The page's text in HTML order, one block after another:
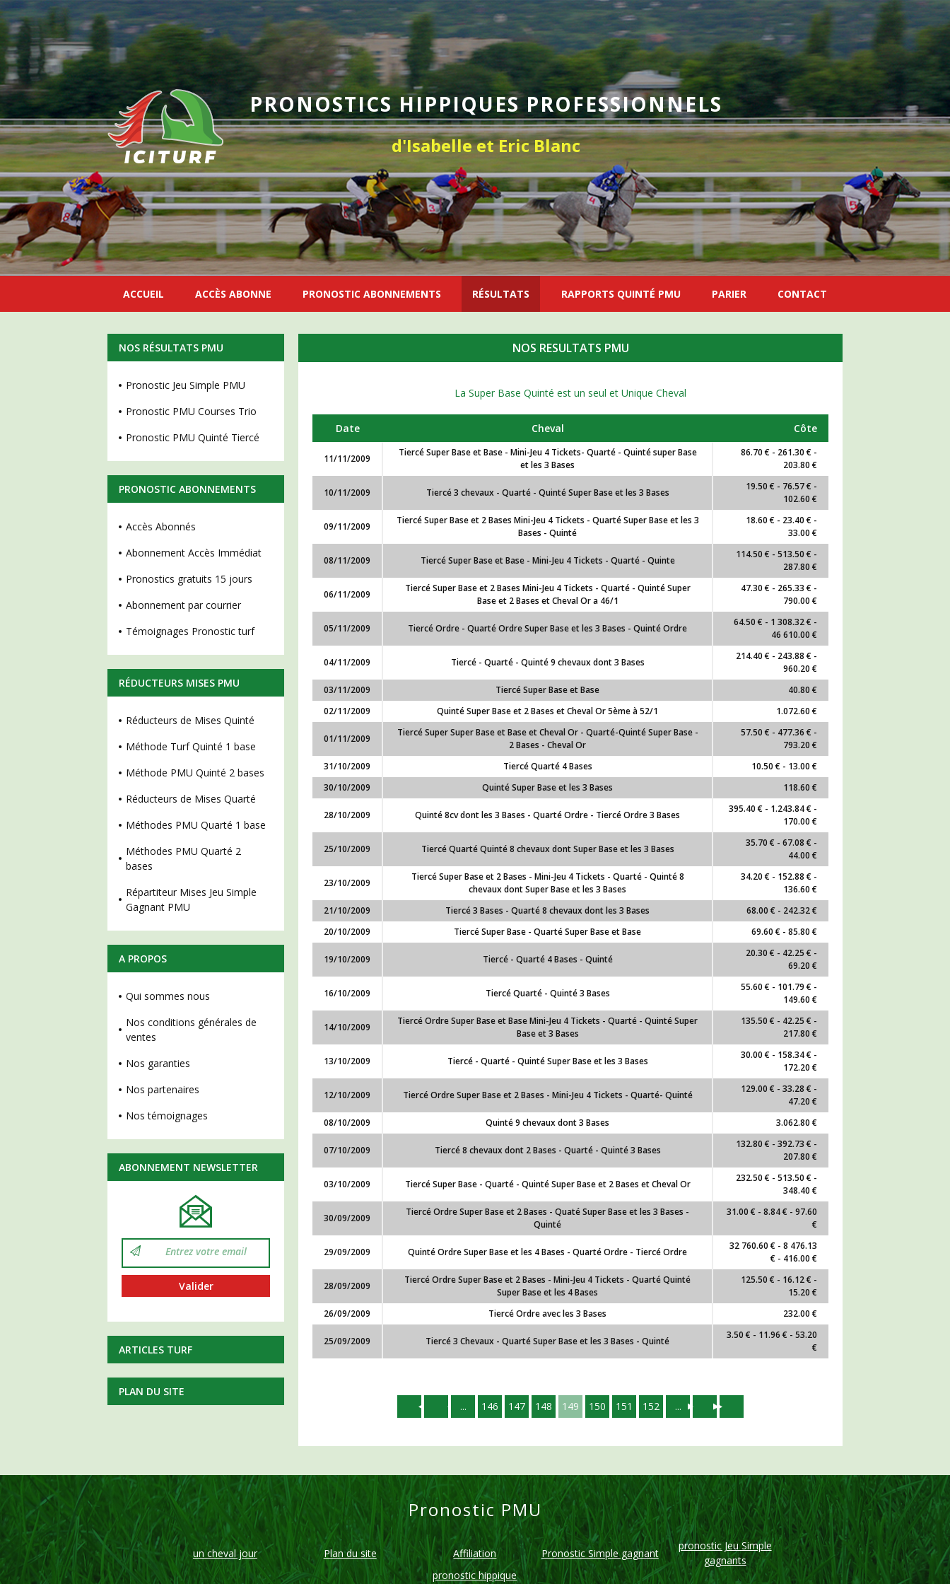
PRONOSTICS HIPPIQUES PROFESSIONNELS
d'Isabelle et Eric Blanc
ACCUEIL ACCÈS ABONNE PRONOSTIC ABONNEMENTS RÉSULTATS RAPPORTS QUINTÉ PMU PARIER CONTACT
NOS RESULTATS PMU
La Super Base Quinté est un seul et Unique Cheval
Date Cheval Côte
11/11/2009
Tiercé Super Base et Base - Mini-Jeu 4 Tickets- Quarté - Quinté super Base
et les 3 Bases
86.70 € - 261.30 € -
203.80 €
10/11/2009 Tiercé 3 chevaux - Quarté - Quinté Super Base et les 3 Bases
19.50 € - 76.57 € -
102.60 €
09/11/2009
Tiercé Super Base et 2 Bases Mini-Jeu 4 Tickets - Quarté Super Base et les 3
Bases - Quinté
18.60 € - 23.40 € -
33.00 €
08/11/2009 Tiercé Super Base et Base - Mini-Jeu 4 Tickets - Quarté - Quinte
114.50 € - 513.50 € -
287.80 €
06/11/2009
Tiercé Super Base et 2 Bases Mini-Jeu 4 Tickets - Quarté - Quinté Super
Base et 2 Bases et Cheval Or a 46/1
47.30 € - 265.33 € -
790.00 €
05/11/2009 Tiercé Ordre - Quarté Ordre Super Base et les 3 Bases - Quinté Ordre
64.50 € - 1 308.32 € -
46 610.00 €
04/11/2009 Tiercé - Quarté - Quinté 9 chevaux dont 3 Bases
214.40 € - 243.88 € -
960.20 €
03/11/2009
Tiercé Super Base et Base
40.80 €
02/11/2009
Quinté Super Base et 2 Bases et Cheval Or 5ème à 52/1 1.072.60 €
01/11/2009
Tiercé Super Super Base et Base et Cheval Or - Quarté-Quinté Super Base -
2 Bases - Cheval Or
57.50 € - 477.36 € -
793.20 €
31/10/2009
Tiercé Quarté 4 Bases
10.50 € - 13.00 €
30/10/2009
Quinté Super Base et les 3 Bases 118.60 €
28/10/2009 Quinté 8cv dont les 3 Bases - Quarté Ordre - Tiercé Ordre 3 Bases
395.40 € - 1.243.84 € -
170.00 €
25/10/2009 Tiercé Quarté Quinté 8 chevaux dont Super Base et les 3 Bases
35.70 € - 67.08 € -
44.00 €
23/10/2009
Tiercé Super Base et 2 Bases - Mini-Jeu 4 Tickets - Quarté - Quinté 8
chevaux dont Super Base et les 3 Bases
34.20 € - 152.88 € -
136.60 €
21/10/2009
Tiercé 3 Bases - Quarté 8 chevaux dont les 3 Bases
68.00 € - 242.32 €
20/10/2009
Tiercé Super Base - Quarté Super Base et Base 69.60 € - 85.80 €
19/10/2009 Tiercé - Quarté 4 Bases - Quinté
20.30 € - 42.25 € -
69.20 €
16/10/2009 Tiercé Quarté - Quinté 3 Bases
55.60 € - 101.79 € -
149.60 €
14/10/2009
Tiercé Ordre Super Base et Base Mini-Jeu 4 Tickets - Quarté - Quinté Super
Base et 3 Bases
135.50 € - 42.25 € -
217.80 €
13/10/2009 Tiercé - Quarté - Quinté Super Base et les 3 Bases
30.00 € - 158.34 € -
172.20 €
12/10/2009 Tiercé Ordre Super Base et 2 Bases - Mini-Jeu 4 Tickets - Quarté- Quinté
129.00 € - 33.28 € -
47.20 €
08/10/2009
Quinté 9 chevaux dont 3 Bases 3.062.80 €
07/10/2009 Tiercé 8 chevaux dont 2 Bases - Quarté - Quinté 3 Bases
132.80 € - 392.73 € -
207.80 €
03/10/2009 Tiercé Super Base - Quarté - Quinté Super Base et 2 Bases et Cheval Or
232.50 € - 513.50 € -
348.40 €
30/09/2009
Tiercé Ordre Super Base et 2 Bases - Quaté Super Base et les 3 Bases -
Quinté
31.00 € - 8.84 € - 97.60
€
29/09/2009 Quinté Ordre Super Base et les 4 Bases - Quarté Ordre - Tiercé Ordre
32 760.60 € - 8 476.13
€ - 416.00 €
28/09/2009
Tiercé Ordre Super Base et 2 Bases - Mini-Jeu 4 Tickets - Quarté Quinté
Super Base et les 4 Bases
125.50 € - 16.12 € -
15.20 €
26/09/2009
Tiercé Ordre avec les 3 Bases 232.00 €
25/09/2009 Tiercé 3 Chevaux - Quarté Super Base et les 3 Bases - Quinté
3.50 € - 11.96 € - 53.20
€
... 146 147 148 149 150 151 152 ...
NOS RÉSULTATS PMU
Pronostic Jeu Simple PMU
Pronostic PMU Courses Trio
Pronostic PMU Quinté Tiercé
PRONOSTIC ABONNEMENTS
Accès Abonnés
Abonnement Accès Immédiat
Pronostics gratuits 15 jours
Abonnement par courrier
Témoignages Pronostic turf
RÉDUCTEURS MISES PMU
Réducteurs de Mises Quinté
Méthode Turf Quinté 1 base
Méthode PMU Quinté 2 bases
Réducteurs de Mises Quarté
Méthodes PMU Quarté 1 base
Méthodes PMU Quarté 2
bases
Répartiteur Mises Jeu Simple
Gagnant PMU
A PROPOS
Qui sommes nous
Nos conditions générales de
ventes
Nos garanties
Nos partenaires
Nos témoignages
ABONNEMENT NEWSLETTER
ARTICLES TURF
PLAN DU SITE
Pronostic PMU
un cheval jour Plan du site Affiliation Pronostic Simple gagnant
pronostic Jeu Simple
gagnants
pronostic hippique